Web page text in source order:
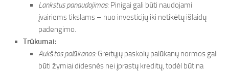
Lankstus panaudojimas: Pinigai gali būti naudojami
įvairiems tikslams – nuo investicijų iki netikėtų išlaidų
padengimo.
Trūkumai:
Aukštos palūkanos: Greitųjų paskolų palūkanų normos gali
būti žymiai didesnės nei įprastų kreditų, todėl būtina